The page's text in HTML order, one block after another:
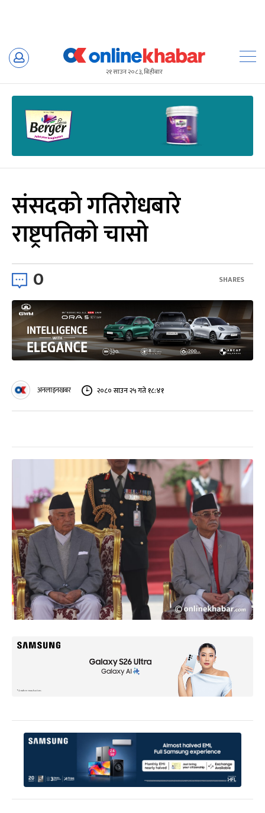
Skip
२१ साउन २०८३, बिहीबार
संसदको गतिरोधबारे
राष्ट्रपतिको चासो
0 SHARES
अनलाइनखबर २०८० साउन २५ गते १८:४१